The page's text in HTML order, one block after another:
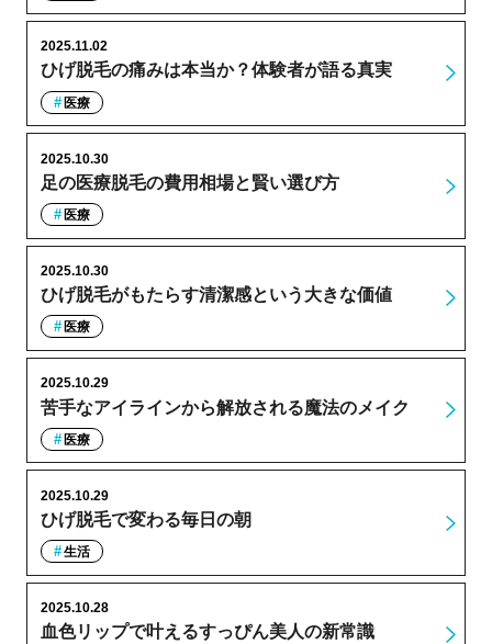
ひげ脱毛の痛みは本当か？体験者が語る真実
2025.11.02
医療
足の医療脱毛の費用相場と賢い選び方
2025.10.30
医療
ひげ脱毛がもたらす清潔感という大きな価値
2025.10.30
医療
苦手なアイラインから解放される魔法のメイク
2025.10.29
医療
ひげ脱毛で変わる毎日の朝
2025.10.29
生活
血色リップで叶えるすっぴん美人の新常識
2025.10.28